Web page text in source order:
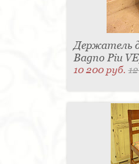
Держатель
Bagno Piu
10 200 руб.